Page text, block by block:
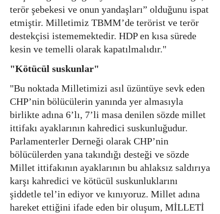
terör şebekesi ve onun yandaşları” olduğunu ispat
etmiştir. Milletimiz TBMM’de terörist ve terör
destekçisi istememektedir. HDP en kısa sürede
kesin ve temelli olarak kapatılmalıdır."
"Kötücül suskunlar"
"Bu noktada Milletimizi asıl üzüntüye sevk eden
CHP’nin bölücülerin yanında yer almasıyla
birlikte adına 6’lı, 7’li masa denilen sözde millet
ittifakı ayaklarının kahredici suskunluğudur.
Parlamenterler Derneği olarak CHP’nin
bölücülerden yana takındığı desteği ve sözde
Millet ittifakının ayaklarının bu ahlaksız saldırıya
karşı kahredici ve kötücül suskunluklarını
şiddetle tel’in ediyor ve kınıyoruz. Millet adına
hareket ettiğini ifade eden bir oluşum, MİLLETİ